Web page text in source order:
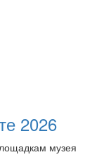
2026
музея